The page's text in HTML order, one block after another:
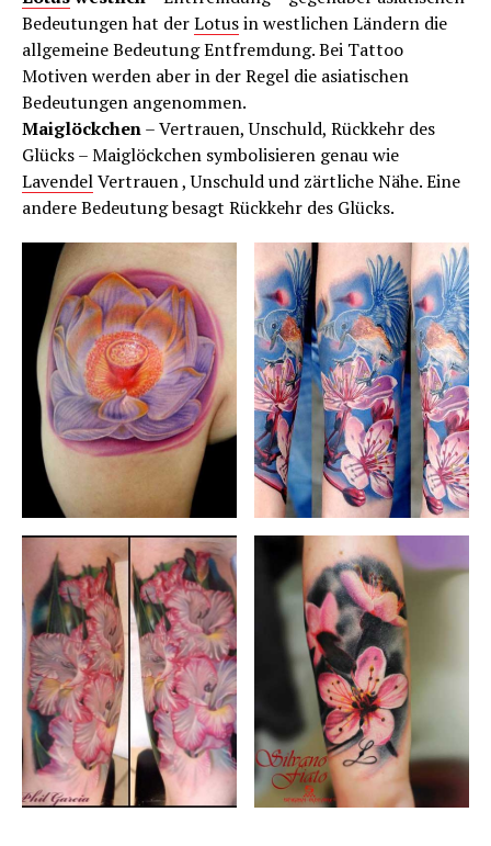
Bedeutungen hat derLotusin westlichen Ländern die
allgemeine Bedeutung Entfremdung. Bei Tattoo
Motiven werden aber in der Regel die asiatischen
Bedeutungen angenommen.
Maiglöckchen– Vertrauen, Unschuld, Rückkehr des
Glücks – Maiglöckchen symbolisieren genau wie
LavendelVertrauen , Unschuld und zärtliche Nähe. Eine
andere Bedeutung besagt Rückkehr des Glücks.